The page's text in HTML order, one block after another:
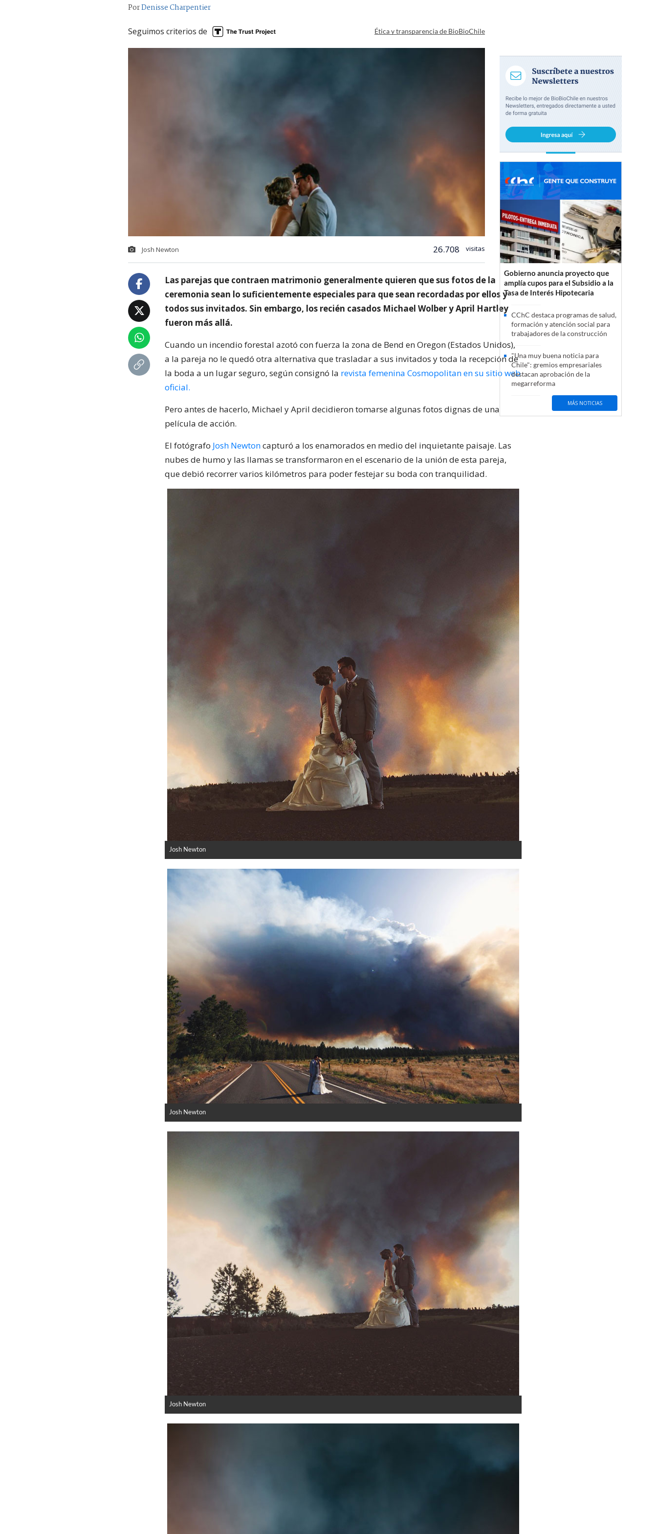
PorDenisse Charpentier
Seguimos criterios de Ética y transparencia de BioBioChile
Josh Newton 26.708 visitas
Las parejas que contraen matrimonio generalmente quieren que sus fotos de la
ceremonia sean lo suficientemente especiales para que sean recordadas por ellos y
todos sus invitados. Sin embargo, los recién casados Michael Wolber y April Hartley
fueron más allá.
Cuando un incendio forestal azotó con fuerza la zona de Bend en Oregon (Estados Unidos),
a la pareja no le quedó otra alternativa que trasladar a sus invitados y toda la recepción de
la boda a un lugar seguro, según consignó la revista femenina Cosmopolitan en su sitio web
oficial.
Pero antes de hacerlo, Michael y April decidieron tomarse algunas fotos dignas de una
película de acción.
El fotógrafo Josh Newtoncapturó a los enamorados en medio del inquietante paisaje. Las
nubes de humo y las llamas se transformaron en el escenario de la unión de esta pareja,
que debió recorrer varios kilómetros para poder festejar su boda con tranquilidad.
Josh Newton
Josh Newton
Josh Newton
Gobierno anuncia proyecto que
amplía cupos para el Subsidio a la
Tasa de Interés Hipotecaria
CChC destaca programas de salud,
formación y atención social para
trabajadores de la construcción
"Una muy buena noticia para
Chile": gremios empresariales
destacan aprobación de la
megarreforma
MÁS NOTICIAS